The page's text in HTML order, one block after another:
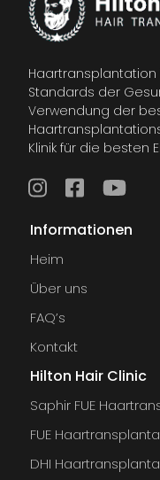
Standards der
Verwendung der
Klinik für die besten
Informationen
Heim
Über uns
FAQ’s
Kontakt
Hilton Hair Clinic
Saphir FUE
FUE
DHI